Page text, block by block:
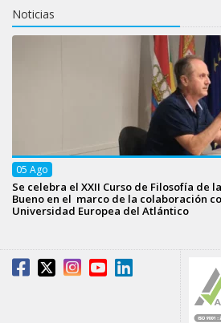
Noticias
05 Ago
Se celebra el XXII Curso de Filosofía de
Bueno en el marco de la colaboración
Universidad Europea del Atlántico